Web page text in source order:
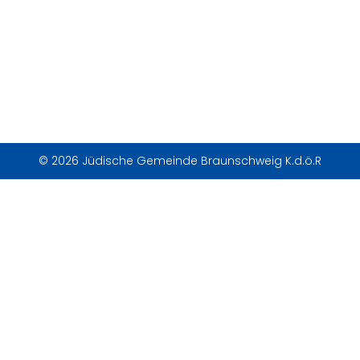
© 2026 Jüdische Gemeinde Braunschweig K.d.ö.R